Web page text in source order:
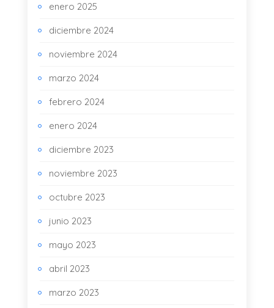
enero 2025
diciembre 2024
noviembre 2024
marzo 2024
febrero 2024
enero 2024
diciembre 2023
noviembre 2023
octubre 2023
junio 2023
mayo 2023
abril 2023
marzo 2023